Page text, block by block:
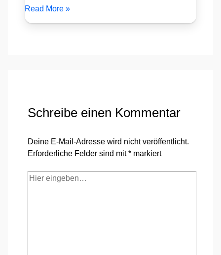
Read More »
Schreibe einen Kommentar
Deine E-Mail-Adresse wird nicht veröffentlicht.
Erforderliche Felder sind mit* markiert
Hier